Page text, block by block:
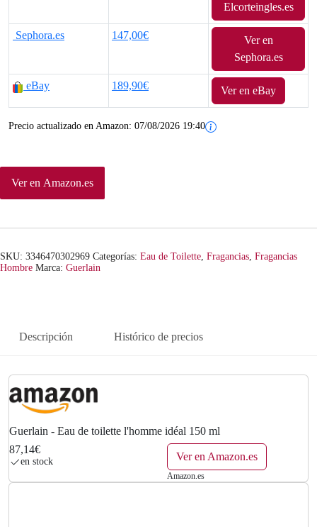
Elcorteingles.es
Sephora.es 147,00€
Ver en
Sephora.es
eBay 189,90€ Ver en eBay
Precio actualizado en Amazon: 07/08/2026 19:40
Ver en Amazon.es
SKU: 3346470302969 Categorías: Eau de Toilette, Fragancias, Fragancias
Hombre Marca: Guerlain
Descripción Histórico de precios
Guerlain - Eau de toilette l'homme idéal 150 ml
87,14€
en stock Ver en Amazon.es
Amazon.es